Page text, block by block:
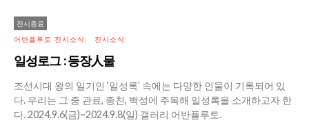
전시종료
어반플루토 전시소식 전시소식
일성로그 : 등장人물
조선시대 왕의 일기인 ‘일성록’ 속에는 다양한 인물이 기록되어 있
다. 우리는 그 중 관료, 종친, 백성에 주목해 일성록을 소개하고자 한
다. 2024.9.6(금)~2024.9.8(일) 갤러리 어반플루토.